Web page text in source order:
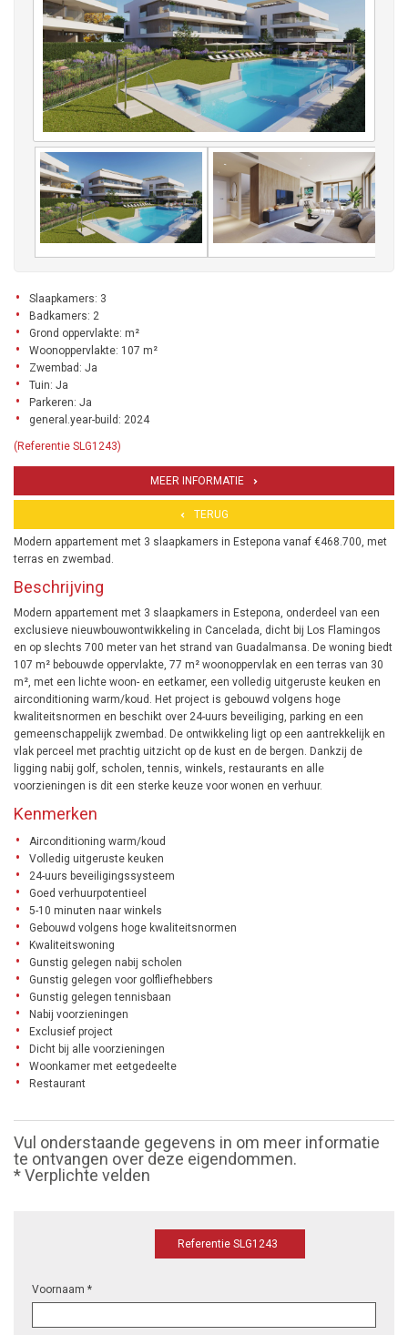
Slaapkamers: 3
Badkamers: 2
Grond oppervlakte: m²
Woonoppervlakte: 107 m²
Zwembad: Ja
Tuin: Ja
Parkeren: Ja
general.year-build: 2024
(Referentie SLG1243)
MEER INFORMATIE
TERUG
Modern appartement met 3 slaapkamers in Estepona vanaf €468.700, met
terras en zwembad.
Beschrijving
Modern appartement met 3 slaapkamers in Estepona, onderdeel van een
exclusieve nieuwbouwontwikkeling in Cancelada, dicht bij Los Flamingos
en op slechts 700 meter van het strand van Guadalmansa. De woning biedt
107 m² bebouwde oppervlakte, 77 m² woonoppervlak en een terras van 30
m², met een lichte woon- en eetkamer, een volledig uitgeruste keuken en
airconditioning warm/koud. Het project is gebouwd volgens hoge
kwaliteitsnormen en beschikt over 24-uurs beveiliging, parking en een
gemeenschappelijk zwembad. De ontwikkeling ligt op een aantrekkelijk en
vlak perceel met prachtig uitzicht op de kust en de bergen. Dankzij de
ligging nabij golf, scholen, tennis, winkels, restaurants en alle
voorzieningen is dit een sterke keuze voor wonen en verhuur.
Kenmerken
Airconditioning warm/koud
Volledig uitgeruste keuken
24-uurs beveiligingssysteem
Goed verhuurpotentieel
5-10 minuten naar winkels
Gebouwd volgens hoge kwaliteitsnormen
Kwaliteitswoning
Gunstig gelegen nabij scholen
Gunstig gelegen voor golfliefhebbers
Gunstig gelegen tennisbaan
Nabij voorzieningen
Exclusief project
Dicht bij alle voorzieningen
Woonkamer met eetgedeelte
Restaurant
Vul onderstaande gegevens in om meer informatie
te ontvangen over deze eigendommen.
* Verplichte velden
Referentie SLG1243
Voornaam *